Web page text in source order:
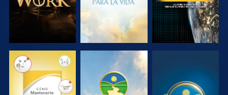
VE VE VE